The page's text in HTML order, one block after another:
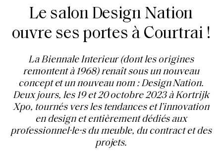
Le salon Design Nation
ouvre ses portes à Courtrai !
La Biennale Interieur (dont les origines
remontent à 1968) renaît sous un nouveau
concept et un nouveau nom : Design Nation.
Deux jours, les 19 et 20 octobre 2023 à Kortrijk
Xpo, tournés vers les tendances et l’innovation
en design et entièrement dédiés aux
professionnel·le·s du meuble, du contract et des
projets.